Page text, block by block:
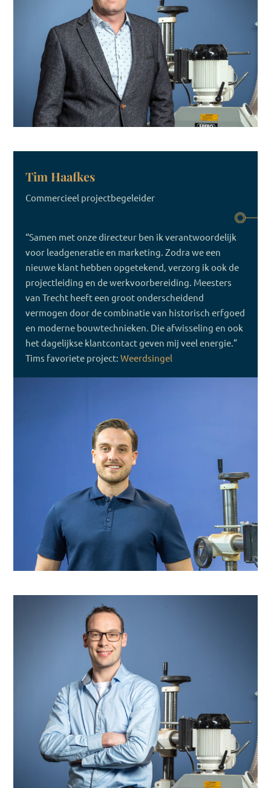
Tim Haafkes
Commercieel projectbegeleider
“Samen met onze directeur ben ik verantwoordelijk
voor leadgeneratie en marketing. Zodra we een
nieuwe klant hebben opgetekend, verzorg ik ook de
projectleiding en de werkvoorbereiding. Meesters
van Trecht heeft een groot onderscheidend
vermogen door de combinatie van historisch erfgoed
en moderne bouwtechnieken. Die afwisseling en ook
het dagelijkse klantcontact geven mij veel energie.”
Tims favoriete project: Weerdsingel